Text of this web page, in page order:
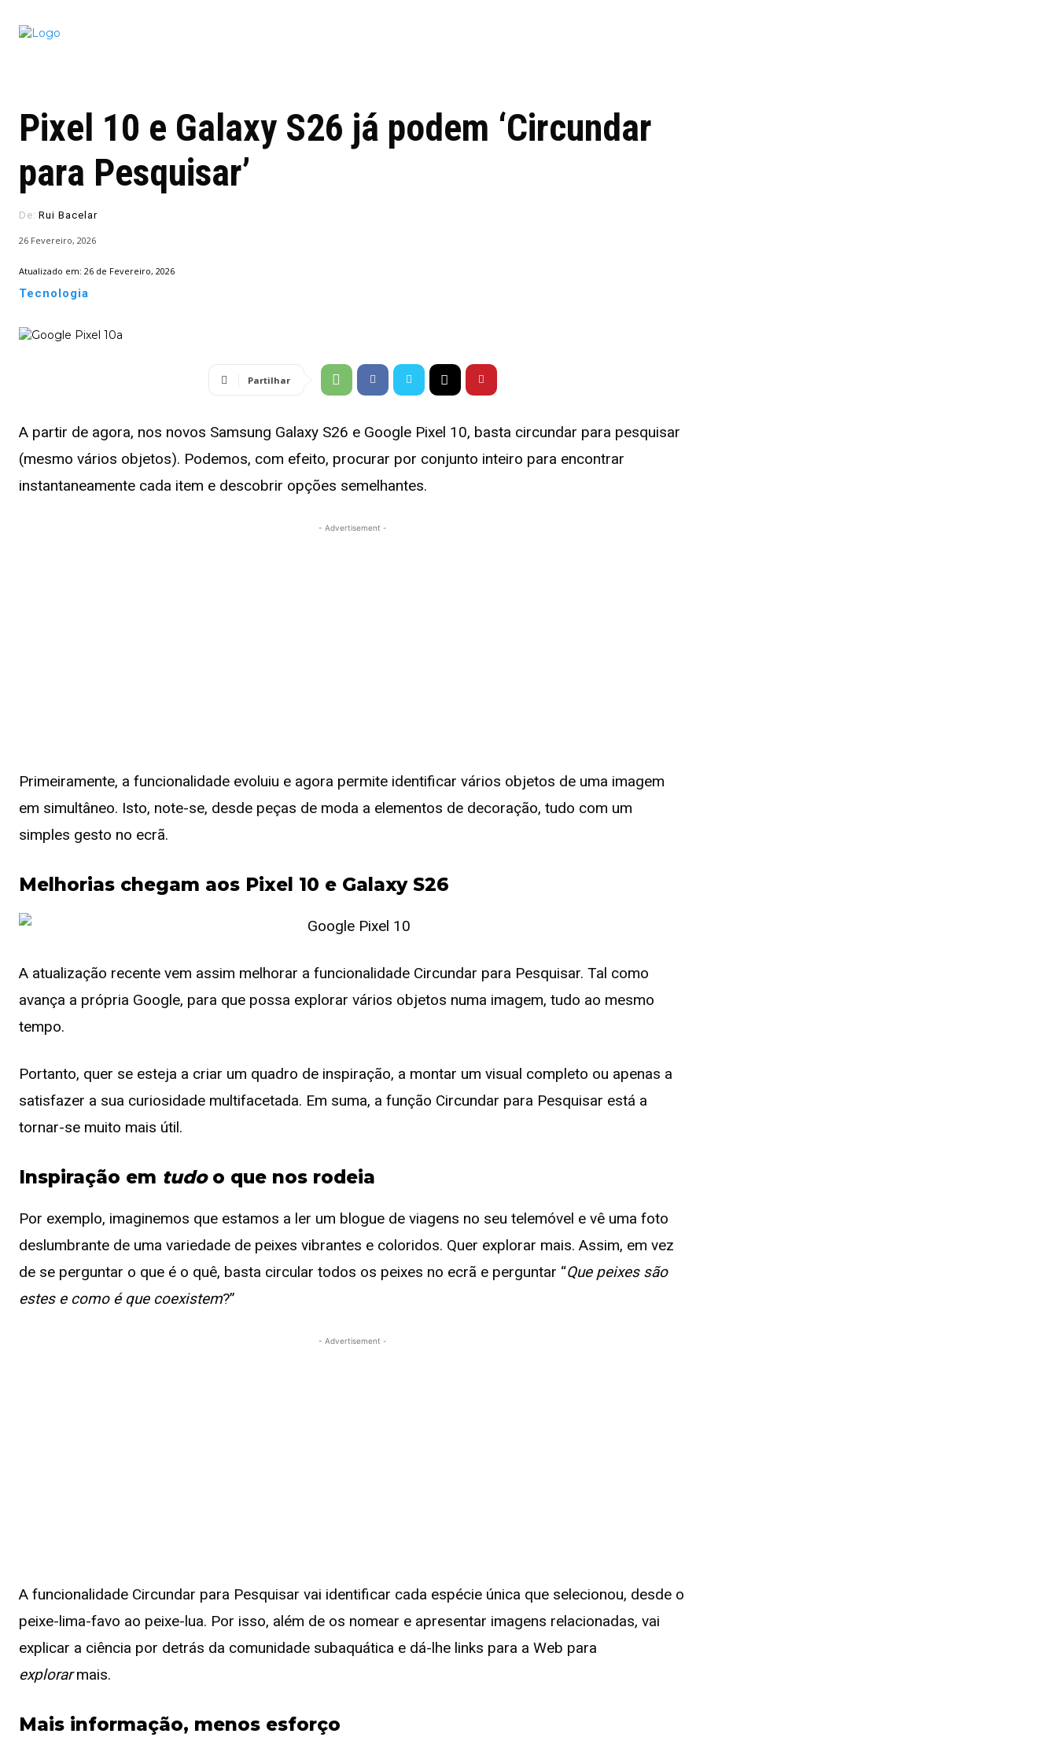
Pixel 10 e Galaxy S26 já podem ‘Circundar
para Pesquisar’
De: Rui Bacelar
26 Fevereiro, 2026
Atualizado em: 26 de Fevereiro, 2026
Tecnologia
Partilhar
A partir de agora, nos novos Samsung Galaxy S26 e Google Pixel 10, basta circundar para pesquisar
(mesmo vários objetos). Podemos, com efeito, procurar por conjunto inteiro para encontrar
instantaneamente cada item e descobrir opções semelhantes.
- Advertisement -
Primeiramente, a funcionalidade evoluiu e agora permite identificar vários objetos de uma imagem
em simultâneo. Isto, note-se, desde peças de moda a elementos de decoração, tudo com um
simples gesto no ecrã.
Melhorias chegam aos Pixel 10 e Galaxy S26
A atualização recente vem assim melhorar a funcionalidade Circundar para Pesquisar. Tal como
avança a própria Google, para que possa explorar vários objetos numa imagem, tudo ao mesmo
tempo.
Portanto, quer se esteja a criar um quadro de inspiração, a montar um visual completo ou apenas a
satisfazer a sua curiosidade multifacetada. Em suma, a função Circundar para Pesquisar está a
tornar-se muito mais útil.
Inspiração em tudoo que nos rodeia
Por exemplo, imaginemos que estamos a ler um blogue de viagens no seu telemóvel e vê uma foto
deslumbrante de uma variedade de peixes vibrantes e coloridos. Quer explorar mais. Assim, em vez
de se perguntar o que é o quê, basta circular todos os peixes no ecrã e perguntar “Que peixes são
estes e como é que coexistem?”
- Advertisement -
A funcionalidade Circundar para Pesquisar vai identificar cada espécie única que selecionou, desde o
peixe-lima-favo ao peixe-lua. Por isso, além de os nomear e apresentar imagens relacionadas, vai
explicar a ciência por detrás da comunidade subaquática e dá-lhe links para a Web para
explorarmais.
Mais informação, menos esforço